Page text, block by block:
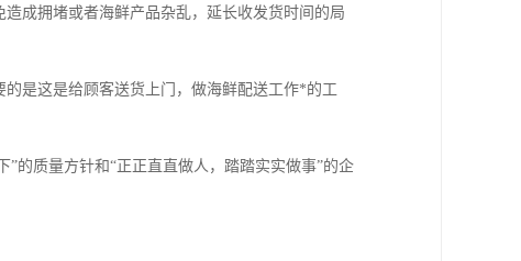
成拥堵或者海鲜产品杂乱，延长收发货时间的局
是这是给顾客送货上门，做海鲜配送工作*的工
的质量方针和“正正直直做人，踏踏实实做事”的企